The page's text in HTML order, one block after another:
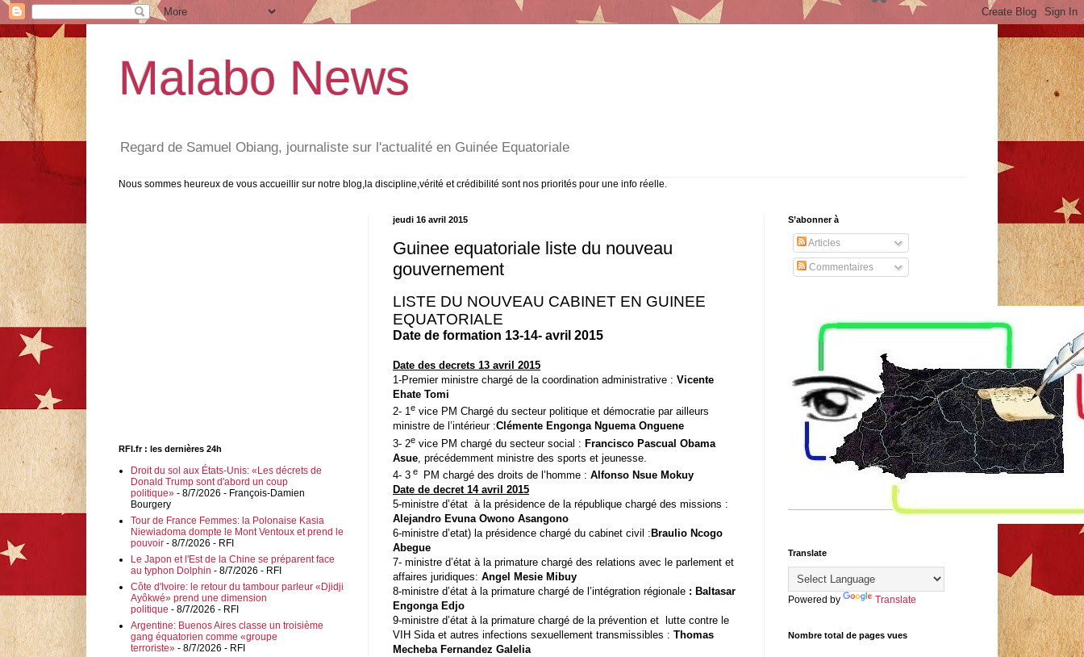
Malabo News
Regard de Samuel Obiang, journaliste sur l'actualité en Guinée Equatoriale
Nous sommes heureux de vous accueillir sur notre blog,la discipline,vérité et crédibilité sont nos priorités pour une info réelle.
jeudi 16 avril 2015
Guinee equatoriale liste du nouveau
gouvernement
LISTE DU NOUVEAU CABINET EN GUINEE
EQUATORIALE
Date de formation 13-14- avril 2015
Date des decrets 13 avril 2015
1-Premier ministre chargé de la coordination administrative : Vicente
Ehate Tomi
2- 1e vice PM Chargé du secteur politique et démocratie par ailleurs
ministre de l’intérieur :Clémente Engonga Nguema Onguene
3- 2e vice PM chargé du secteur social : Francisco Pascual Obama
Asue , précédemment ministre des sports et jeunesse.
4- 3 e PM chargé des droits de l’homme : Alfonso Nsue Mokuy
Date de decret 14 avril 2015
5-ministre d’état à la présidence de la république chargé des missions :
Alejandro Evuna Owono Asangono
6-ministre d’etat) la présidence chargé du cabinet civil : Braulio Ncogo
Abegue
7- ministre d’état à la primature chargé des relations avec le parlement et
affaires juridiques: Angel Mesie Mibuy
8-ministre d’état à la primature chargé de l’intégration régionale : Baltasar
Engonga Edjo
9-ministre d’état à la primature chargé de la prévention et
lutte contre le
VIH Sida et autres infections sexuellement transmissibles : Thomas
Mecheba Fernandez Galelia
RFI.fr : les dernières 24h
Droit du sol aux États-Unis: «Les décrets de
Donald Trump sont d'abord un coup
politique» - 8/7/2026 - François-Damien
Bourgery
Tour de France Femmes: la Polonaise Kasia
Niewiadoma dompte le Mont Ventoux et prend le
pouvoir - 8/7/2026 - RFI
Le Japon et l'Est de la Chine se préparent face
au typhon Dolphin - 8/7/2026 - RFI
Côte d'Ivoire: le retour du tambour parleur «Djidji
Ayôkwé» prend une dimension
politique - 8/7/2026 - RFI
Argentine: Buenos Aires classe un troisième
gang équatorien comme «groupe
terroriste» - 8/7/2026 - RFI
S’abonner à
Articles
Commentaires
Translate
Powered by Translate
Nombre total de pages vues